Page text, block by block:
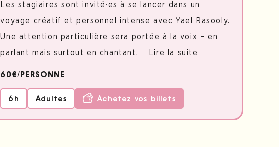
Les stagiaires sont invité·es à se lancer dans un
voyage créatif et personnel intense avec Yael Rasooly.
Une attention particulière sera portée à la voix – en
parlant mais surtout en chantant.
Lire la suite
60€/PERSONNE
6h Adultes Achetez vos billets